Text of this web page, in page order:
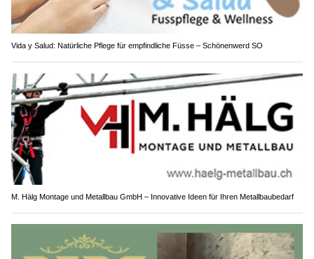
Vida y Salud: Natürliche Pflege für empfindliche Füsse – Schönenwerd SO
M. Hälg Montage und Metallbau GmbH – Innovative Ideen für Ihren Metallbaubedarf